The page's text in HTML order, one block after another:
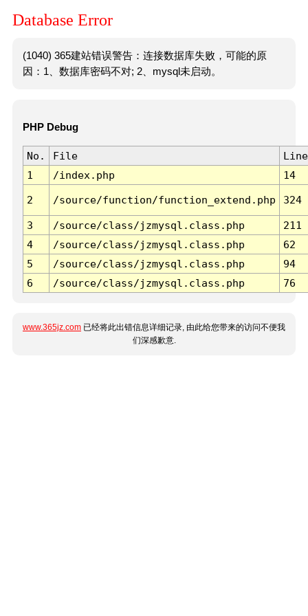
Database Error
(1040) 365建站错误警告：连接数据库失败，可能的原
因：1、数据库密码不对; 2、mysql未启动。
PHP Debug
No. File
Line
1
/index.php 14
2 /source/function/function_extend.php 324
3 /source/class/jzmysql.class.php
211
4
/source/class/jzmysql.class.php
62
5
/source/class/jzmysql.class.php
94
6
/source/class/jzmysql.class.php 76
www.365jz.com 已经将此出错信息详细记录, 由此给您带来的访问不便我
们深感歉意.